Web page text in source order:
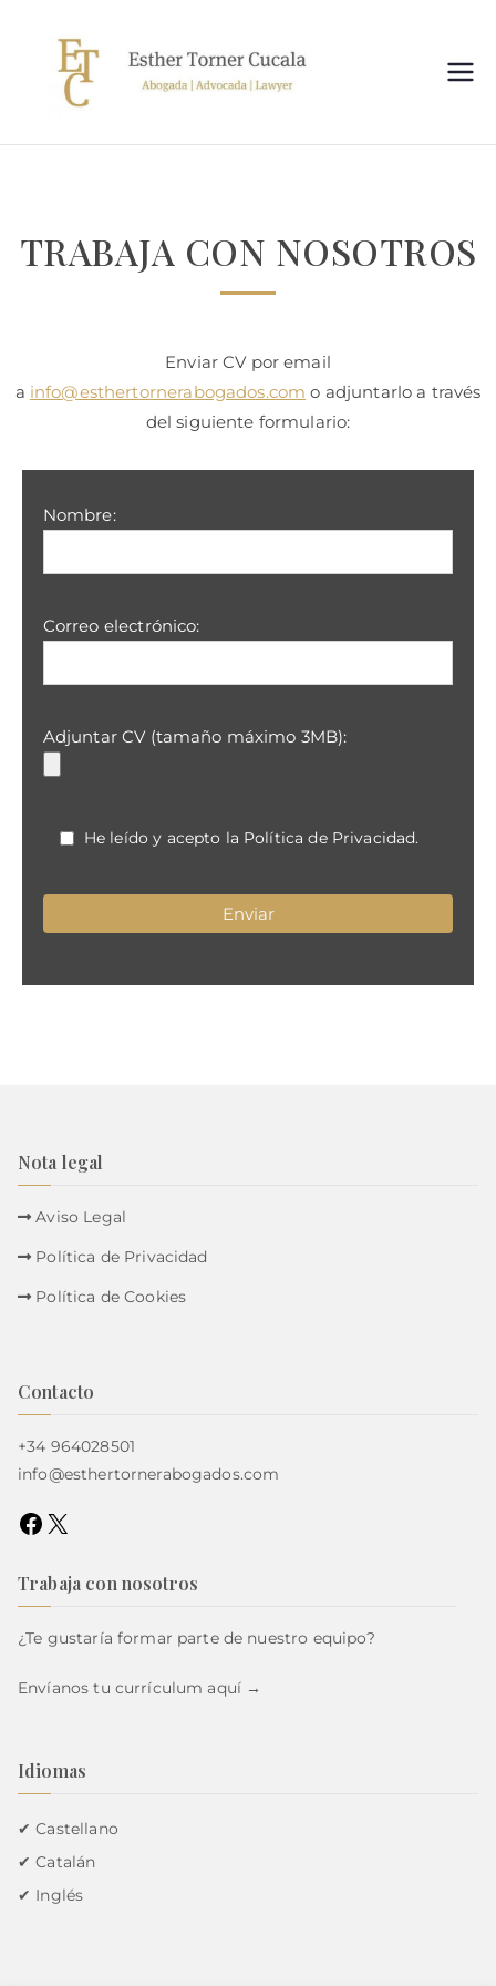
Esthe
r
r
ados
Despacho de
Castellón de la
TRABAJA CON NOSOTROS
Enviar CV por email
a info@esthertornerabogados.com o adjuntarlo a través
del siguiente formulario:
Nombre:
Correo electrónico:
Adjuntar CV (tamaño máximo 3MB):
He leído y acepto la Política de Privacidad.
Nota legal
Aviso Legal
Política de Privacidad
Política de Cookies
Contacto
+34 964028501
info@esthertornerabogados.com
Trabaja con nosotros
¿Te gustaría formar parte de nuestro equipo?
Envíanos tu currículumaquí →
Idiomas
✔ Castellano
✔ Catalán
✔ Inglés